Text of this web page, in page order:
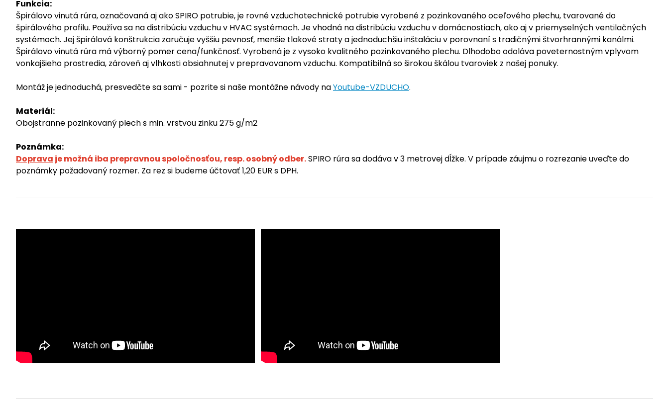
Funkcia:
Špirálovo vinutá rúra, označovaná aj ako SPIRO potrubie, je rovné vzduchotechnické potrubie vyrobené z pozinkovaného oceľového plechu, tvarované do
špirálového profilu. Používa sa na distribúciu vzduchu v HVAC systémoch. Je vhodná na distribúciu vzduchu v domácnostiach, ako aj v priemyselných ventilačných
systémoch. Jej špirálová konštrukcia zaručuje vyššiu pevnosť, menšie tlakové straty a jednoduchšiu inštaláciu v porovnaní s tradičnými štvorhrannými kanálmi.
Špirálovo vinutá rúra má výborný pomer cena/funkčnosť. Vyrobená je z vysoko kvalitného pozinkovaného plechu. Dlhodobo odoláva poveternostným vplyvom
vonkajšieho prostredia, zároveň aj vlhkosti obsiahnutej v prepravovanom vzduchu. Kompatibilná so širokou škálou tvaroviek z našej ponuky.
Montáž je jednoduchá, presvedčte sa sami - pozrite si naše montážne návody naYoutube-VZDUCHO.
Materiál:
Obojstranne pozinkovaný plech s min. vrstvou zinku 275 g/m2
Poznámka:
Doprava je možná iba prepravnou spoločnosťou, resp. osobný odber.SPIRO rúra sa dodáva v 3 metrovej dĺžke. V prípade záujmu o rozrezanie uveďte do
poznámky požadovaný rozmer. Za rez si budeme účtovať 1,20 EUR s DPH.